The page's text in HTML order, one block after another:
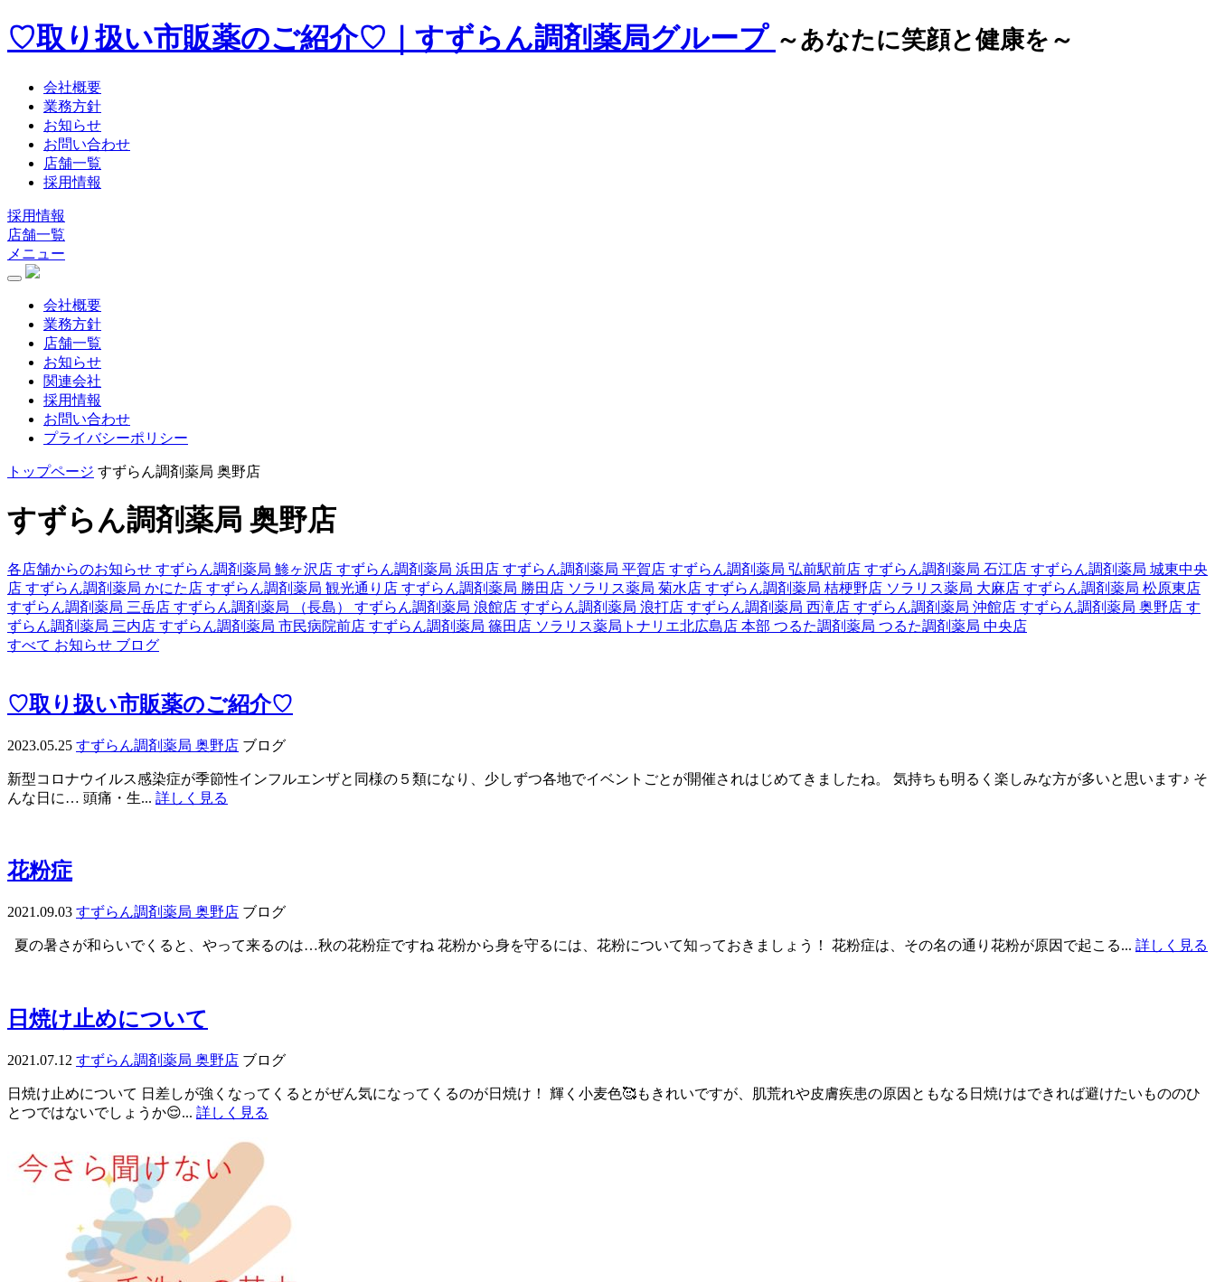
♡取り扱い市販薬のご紹介♡｜すずらん調剤薬局グループ ～あなたに笑顔と健康を～
会社概要
業務方針
お知らせ
お問い合わせ
店舗一覧
採用情報
採用情報
店舗一覧
メニュー
会社概要
業務方針
店舗一覧
お知らせ
関連会社
採用情報
お問い合わせ
プライバシーポリシー
トップページ すずらん調剤薬局 奥野店
すずらん調剤薬局 奥野店
各店舗からのお知らせ すずらん調剤薬局 鯵ヶ沢店 すずらん調剤薬局 浜田店 すずらん調剤薬局 平賀店 すずらん調剤薬局 弘前駅前店 すずらん調剤薬局 石江店 すずらん調剤薬局 城東中央
店 すずらん調剤薬局 かにた店 すずらん調剤薬局 観光通り店 すずらん調剤薬局 勝田店 ソラリス薬局 菊水店 すずらん調剤薬局 桔梗野店 ソラリス薬局 大麻店 すずらん調剤薬局 松原東店
すずらん調剤薬局 三岳店 すずらん調剤薬局 （長島） すずらん調剤薬局 浪館店 すずらん調剤薬局 浪打店 すずらん調剤薬局 西滝店 すずらん調剤薬局 沖館店 すずらん調剤薬局 奥野店 す
ずらん調剤薬局 三内店 すずらん調剤薬局 市民病院前店 すずらん調剤薬局 篠田店 ソラリス薬局トナリエ北広島店 本部 つるた調剤薬局 つるた調剤薬局 中央店
すべて お知らせ ブログ
♡取り扱い市販薬のご紹介♡
2023.05.25 すずらん調剤薬局 奥野店 ブログ
新型コロナウイルス感染症が季節性インフルエンザと同様の５類になり、少しずつ各地でイベントごとが開催されはじめてきましたね。 気持ちも明るく楽しみな方が多いと思います♪ そ
んな日に… 頭痛・生... 詳しく見る
花粉症
2021.09.03 すずらん調剤薬局 奥野店 ブログ
夏の暑さが和らいでくると、やって来るのは…秋の花粉症ですね 花粉から身を守るには、花粉について知っておきましょう！ 花粉症は、その名の通り花粉が原因で起こる... 詳しく見る
日焼け止めについて
2021.07.12 すずらん調剤薬局 奥野店 ブログ
日焼け止めについて 日差しが強くなってくるとがぜん気になってくるのが日焼け！ 輝く小麦色🥰もきれいですが、肌荒れや皮膚疾患の原因ともなる日焼けはできれば避けたいもののひ
とつではないでしょうか😌... 詳しく見る